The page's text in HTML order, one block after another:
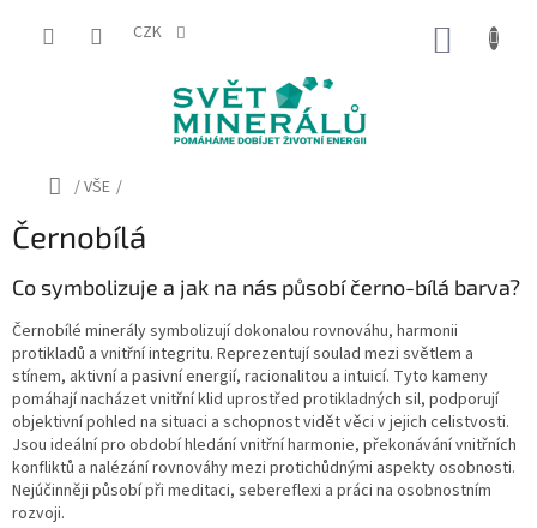
CZK
Domů
/VŠE /
Černobílá
Co symbolizuje a jak na nás působí černo-bílá barva?
Černobílé minerály symbolizují dokonalou rovnováhu, harmonii
protikladů a vnitřní integritu. Reprezentují soulad mezi světlem a
stínem, aktivní a pasivní energií, racionalitou a intuicí. Tyto kameny
pomáhají nacházet vnitřní klid uprostřed protikladných sil, podporují
objektivní pohled na situaci a schopnost vidět věci v jejich celistvosti.
Jsou ideální pro období hledání vnitřní harmonie, překonávání vnitřních
konfliktů a nalézání rovnováhy mezi protichůdnými aspekty osobnosti.
Nejúčinněji působí při meditaci, sebereflexi a práci na osobnostním
rozvoji.